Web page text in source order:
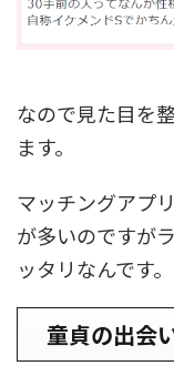
なので見た目を
ます。
マッチングアプ
が多いのですが
ッタリなんです。
童貞の出会